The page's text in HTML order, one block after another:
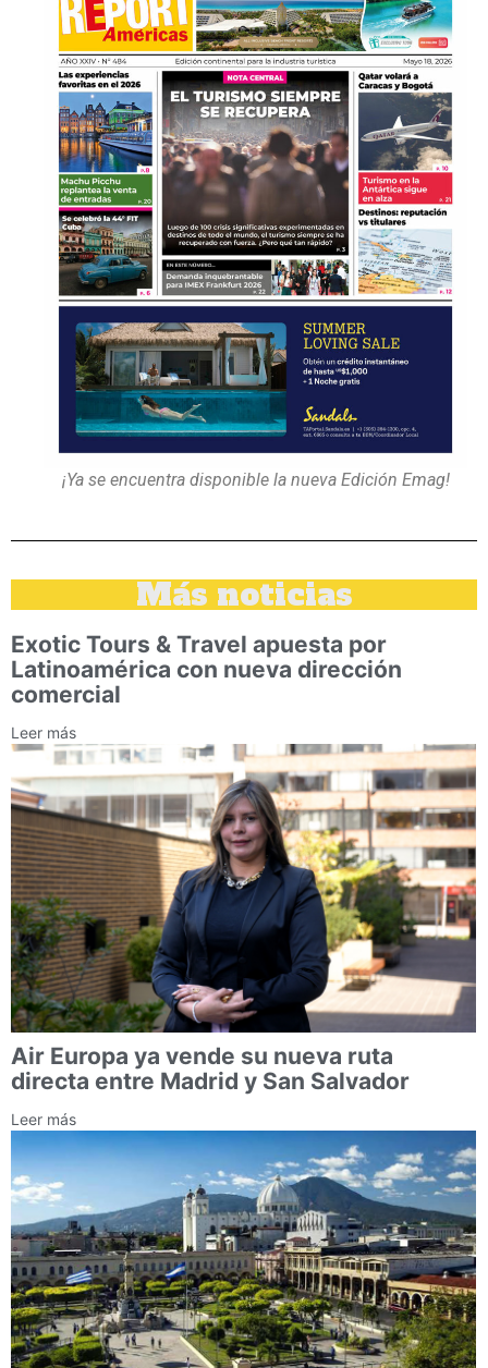
¡Ya se encuentra disponible la nueva Edición Emag!
Más noticias
Exotic Tours & Travel apuesta por
Latinoamérica con nueva dirección
comercial
Leer más
Air Europa ya vende su nueva ruta
directa entre Madrid y San Salvador
Leer más